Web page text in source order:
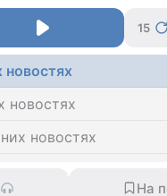
15
новостях
новостях
новостях